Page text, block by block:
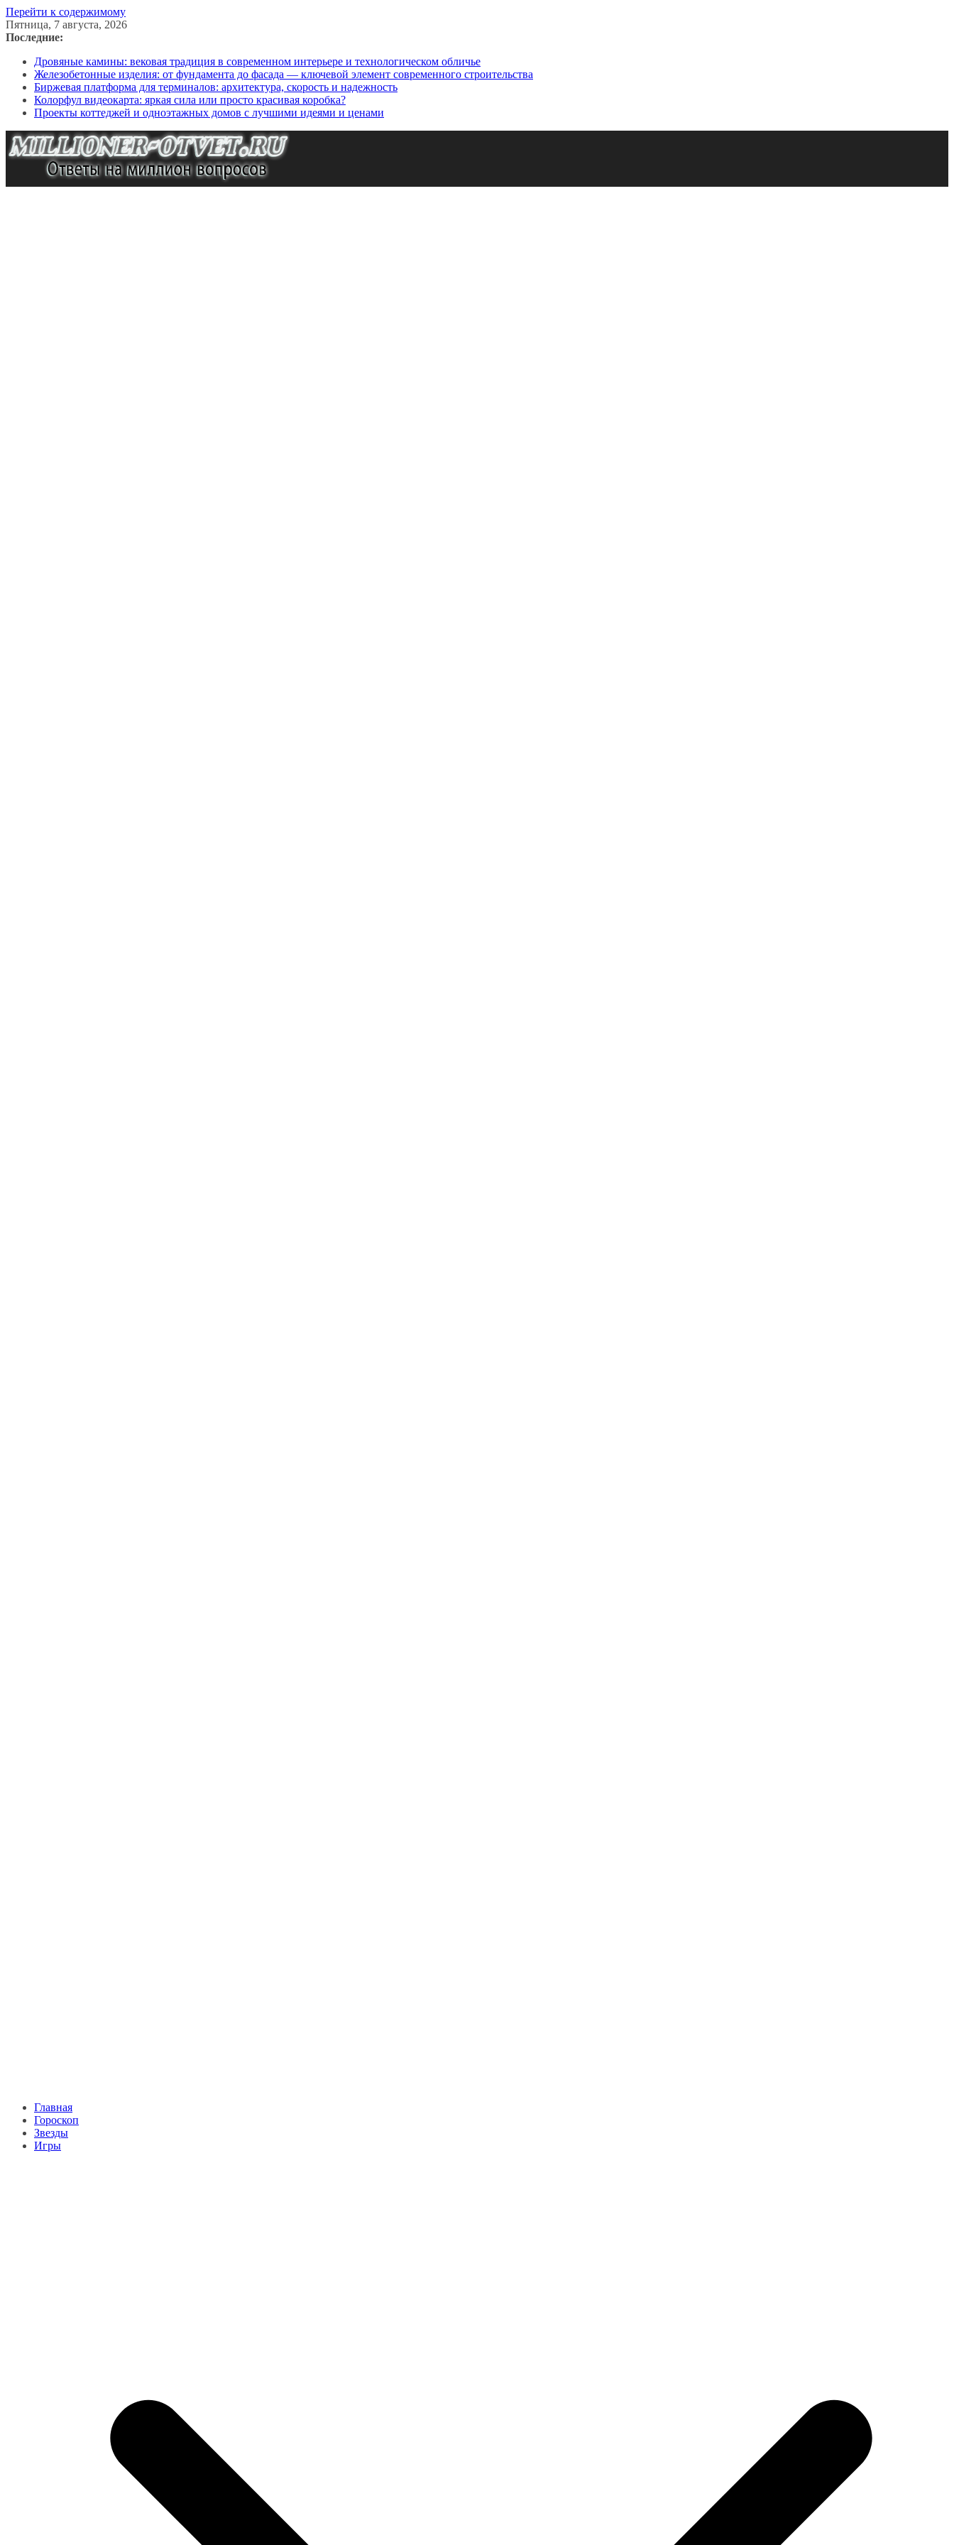
Перейти к содержимому
Пятница, 7 августа, 2026
Последние:
Дровяные камины: вековая традиция в современном интерьере и технологическом обличье
Железобетонные изделия: от фундамента до фасада — ключевой элемент современного строительства
Биржевая платформа для терминалов: архитектура, скорость и надежность
Колорфул видеокарта: яркая сила или просто красивая коробка?
Проекты коттеджей и одноэтажных домов с лучшими идеями и ценами
Главная
Гороскоп
Звезды
Игры